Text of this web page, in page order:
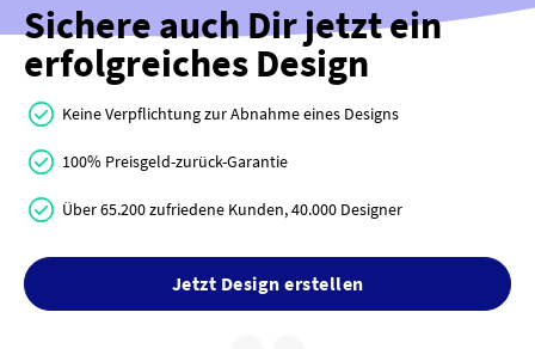
Sichere auch Dir jetzt ein
erfolgreiches Design
Keine Verpflichtung zur Abnahme eines Designs
100% Preisgeld-zurück-Garantie
Über 65.200 zufriedene Kunden, 40.000 Designer
Jetzt Design erstellen